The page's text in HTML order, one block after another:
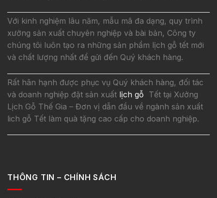
Với kinh nghiệm lâu năm, mẫu mã đa dạng, quy trình
xưởng sản xuất chuyên nghiệp và bài bản, Công ty
chúng tôi luôn tạo ra những sản phẩm lịch gỗ tết mới
và chất lượng nhất để gửi đến Quý khách hàng.
Rất hân hạnh được phục vụ Quý khách hàng, đối tác
và doanh nghiệp đặt sản xuất lịch gỗ Tết tại Xưởng
Lịch Gỗ Thế Gia – Đơn vị dẫn đầu về ngành sản xuất
lich gỗ Tết làm quà tặng cao cấp cho doanh nghiệp.
THÔNG TIN – CHÍNH SÁCH